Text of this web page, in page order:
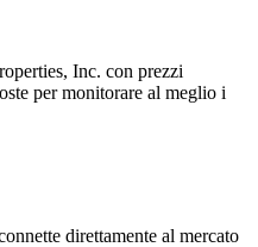
Inc. con prezzi
per monitorare al meglio i
direttamente al mercato